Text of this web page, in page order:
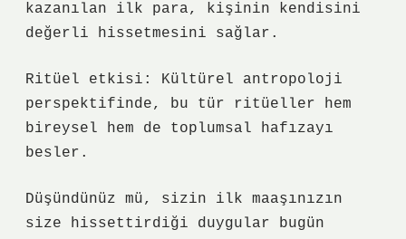
kazanılan ilk para, kişinin kendisini
değerli hissetmesini sağlar.
Ritüel etkisi: Kültürel antropoloji
perspektifinde, bu tür ritüeller hem
bireysel hem de toplumsal hafızayı
besler.
Düşündünüz mü, sizin ilk maaşınızın
size hissettirdiği duygular bugün